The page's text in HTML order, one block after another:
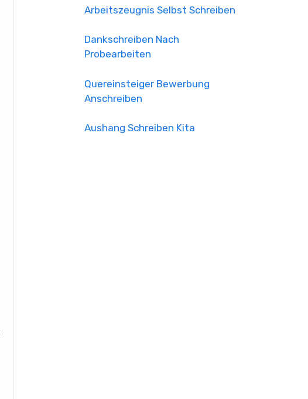
Arbeitszeugnis Selbst Schreiben
Dankschreiben Nach
Probearbeiten
Quereinsteiger Bewerbung
Anschreiben
Aushang Schreiben Kita